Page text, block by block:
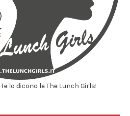
lo dicono le The Lunch Girls!